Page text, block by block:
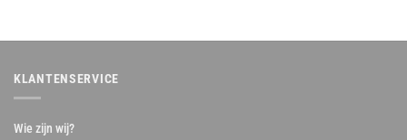
KLANTENSERVICE
Wie zijn wij?